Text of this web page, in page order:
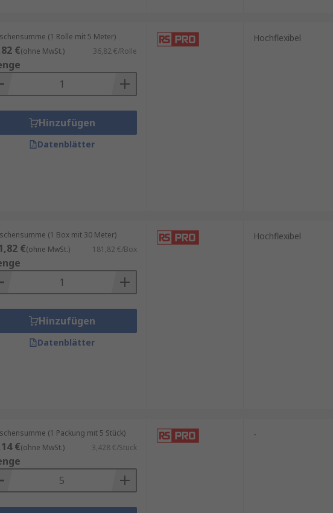
(1 Rolle mit 5 Meter)
€(ohne MwSt.) 36,82 €/Rolle
Hinzufügen
Datenblätter
Hochflexibel
(1 Box mit 30 Meter)
€(ohne MwSt.) 181,82 €/Box
Hinzufügen
Datenblätter
Hochflexibel
(1 Packung mit 5 Stück)
€(ohne MwSt.) 3,428 €/Stück
-